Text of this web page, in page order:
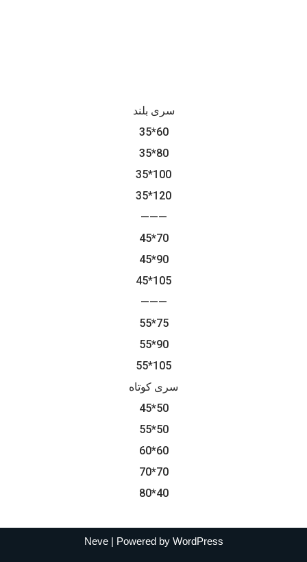
سری بلند
35*60
35*80
35*100
35*120
———
45*70
45*90
45*105
———
55*75
55*90
55*105
سری کوتاه
45*50
55*50
60*60
70*70
80*40
Neve| Powered by WordPress